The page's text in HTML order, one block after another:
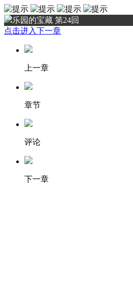
乐园的宝藏 第24回
点击进入下一章
上一章
章节
评论
下一章